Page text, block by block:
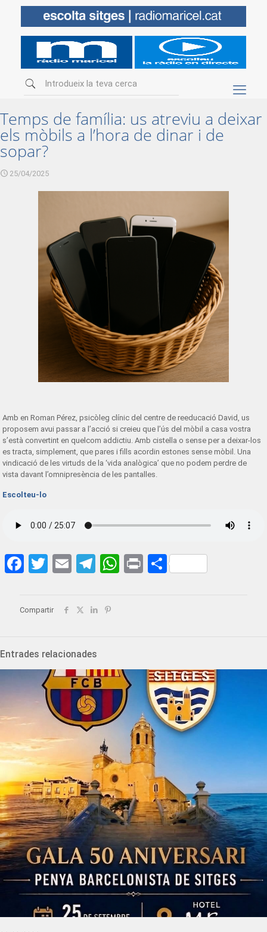
Temps de família: us atreviu a deixar
els mòbils a l’hora de dinar i de
sopar?
25/04/2025
Amb en Roman Pérez, psicòleg clínic del centre de reeducació David, us
proposem avui passar a l’acció si creieu que l’ús del mòbil a casa vostra
s’està convertint en quelcom addictiu. Amb cistella o sense per a deixar-los
es tracta, simplement, que pares i fills acordin estones sense mòbil. Una
vindicació de les virtuds de la ‘vida analògica’ que no podem perdre de
vista davant l’omnipresència de les pantalles.
Escolteu-lo
Facebook
Twitter
EmailTelegram
WhatsApp
PrintShare
Compartir
Entrades relacionades